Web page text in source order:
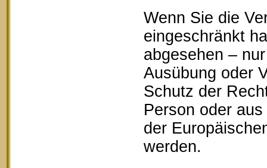
Wenn Sie die
eingeschränkt
abgesehen –
Ausübung oder
Schutz der
Person oder
der
werden.